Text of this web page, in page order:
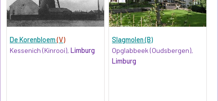
De Korenbloem(V)
Kessenich (Kinrooi), Limburg
Slagmolen (B)
Opglabbeek (Oudsbergen),
Limburg